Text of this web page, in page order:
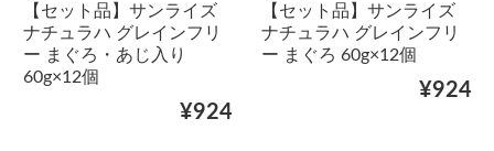
【セット品】サンライズ
ナチュラハ グレインフリ
ー まぐろ・あじ入り
60g×12個
¥924
【セット品】サンライズ
ナチュラハ グレインフリ
ー まぐろ 60g×12個
¥924